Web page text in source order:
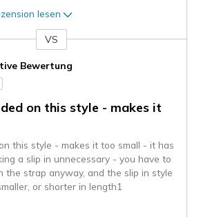
lesen
VS
Bewertung
on this style - makes it
this style - makes it too small - it has
a slip in unnecessary - you have to
the strap anyway, and the slip in style
or shorter in length1